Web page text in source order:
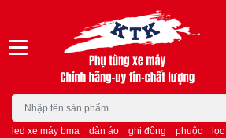
led xe máy bma dàn áo ghi đông phuộc